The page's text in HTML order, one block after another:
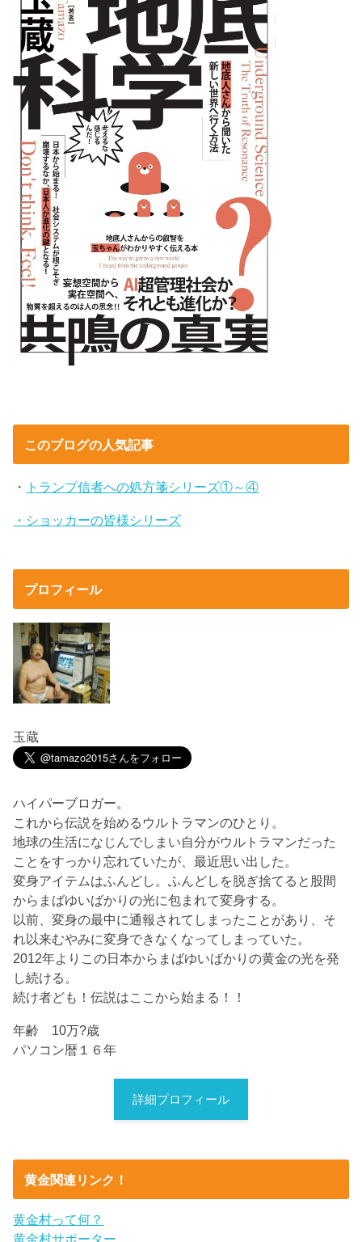
このブログの人気記事
・ トランプ信者への処方箋シリーズ①～④
・ショッカーの皆様シリーズ
プロフィール
玉蔵
ハイパーブロガー。
これから伝説を始めるウルトラマンのひとり。
地球の生活になじんでしまい自分がウルトラマンだった
ことをすっかり忘れていたが、最近思い出した。
変身アイテムはふんどし。ふんどしを脱ぎ捨てると股間
からまばゆいばかりの光に包まれて変身する。
以前、変身の最中に通報されてしまったことがあり、そ
れ以来むやみに変身できなくなってしまっていた。
2012年よりこの日本からまばゆいばかりの黄金の光を発
し続ける。
続け者ども！伝説はここから始まる！！
年齢 10万?歳
パソコン暦１６年
詳細プロフィール
黄金関連リンク！
黄金村って何？
黄金村サポーター